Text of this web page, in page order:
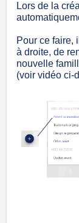
Lors de la
Pour ce faire,
à droite, de
nouvelle
(voir vidéo ci-